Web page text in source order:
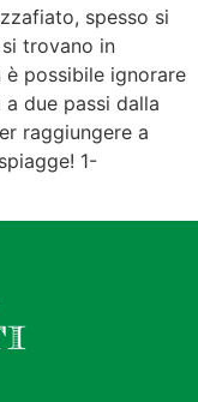
spesso si
trovano in
possibile ignorare
due passi dalla
raggiungere a
1-